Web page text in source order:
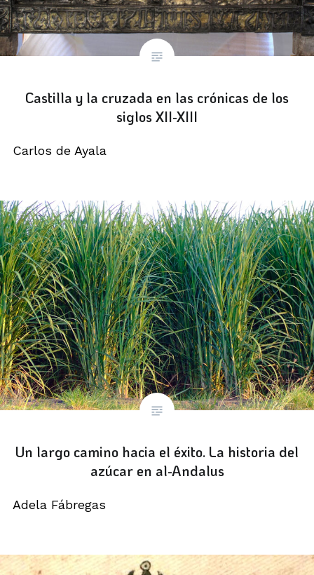
Castilla y la cruzada en las crónicas de los
siglos XII-XIII
Carlos de Ayala
Un largo camino hacia el éxito. La historia del
azúcar en al-Andalus
Adela Fábregas